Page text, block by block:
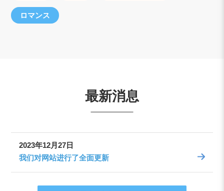
ロマンス
最新消息
2023年12月27日
我们对网站进行了全面更新